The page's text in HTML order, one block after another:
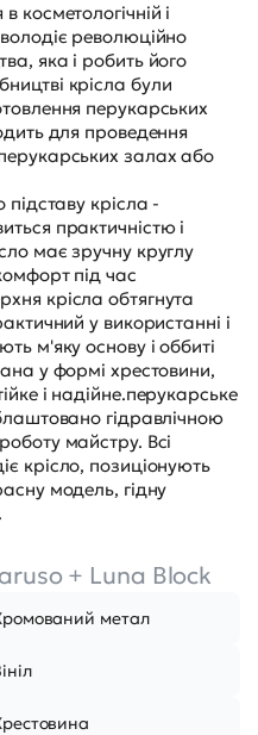
косметологічній і
революційно
яка і робить його
крісла були
перукарських
для проведення
залах або
підставу крісла -
практичністю і
має зручну круглу
під час
крісла обтягнута
у використанні і
м'яку основу і оббиті
у формі хрестовини,
і надійне.перукарське
гідравлічною
майстру. Всі
крісло, позиціонують
модель, гідну
+ Luna Block
метал